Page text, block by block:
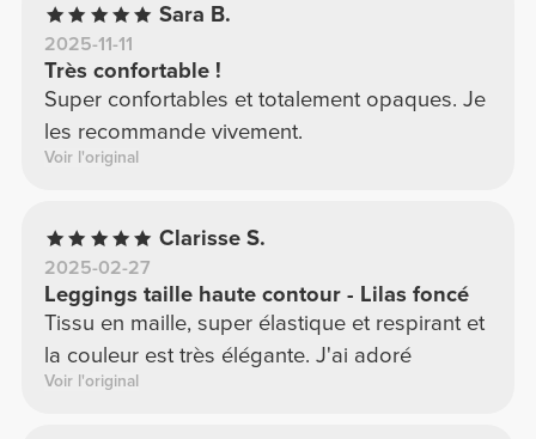
Sara B.
2025-11-11
Très confortable !
Super confortables et totalement opaques. Je
les recommande vivement.
Voir l'original
Clarisse S.
2025-02-27
Leggings taille haute contour - Lilas foncé
Tissu en maille, super élastique et respirant et
la couleur est très élégante. J'ai adoré
Voir l'original